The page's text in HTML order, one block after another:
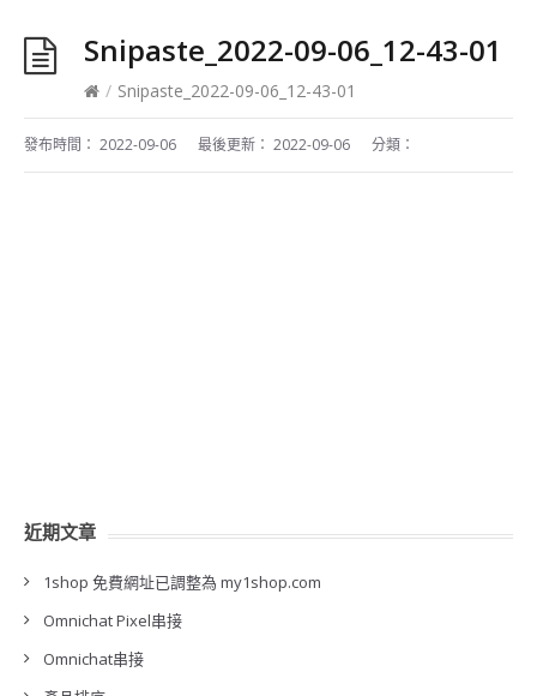
Snipaste_2022-09-06_12-43-01
/ Snipaste_2022-09-06_12-43-01
發布時間： 2022-09-06 最後更新： 2022-09-06 分類：
近期文章
1shop 免費網址已調整為 my1shop.com
Omnichat Pixel串接
Omnichat串接